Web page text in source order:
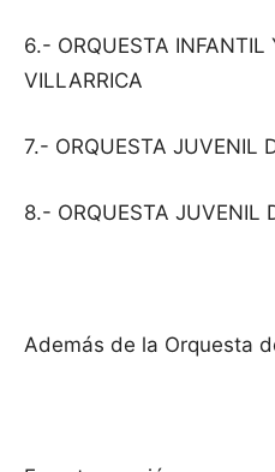
6.- ORQUESTA INFANTIL
VILLARRICA
7.- ORQUESTA JUVENIL
8.- ORQUESTA JUVENIL
Además de la Orquesta